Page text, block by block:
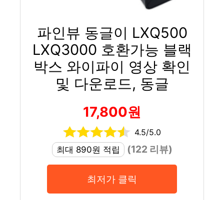
파인뷰 동글이 LXQ500
LXQ3000 호환가능 블랙
박스 와이파이 영상 확인
및 다운로드, 동글
17,800원
4.5/5.0
최대 890원 적립
(122 리뷰)
최저가 클릭